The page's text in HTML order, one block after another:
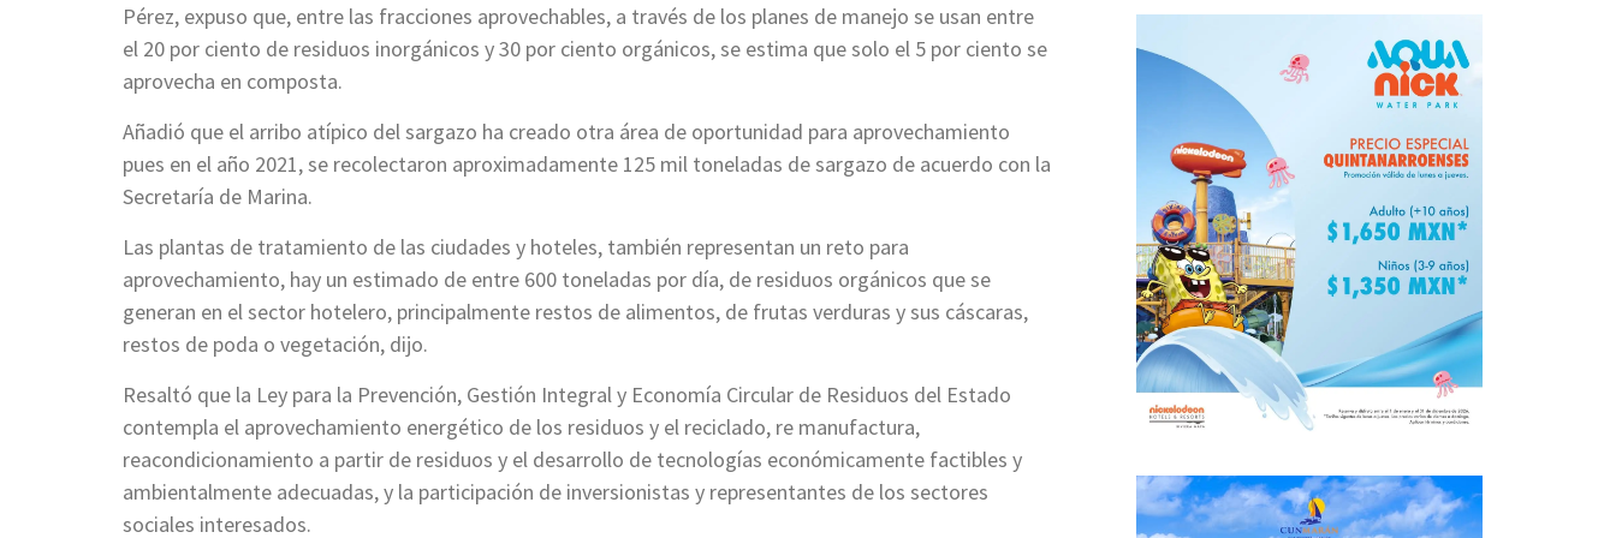
Pérez, expuso que, entre las fracciones aprovechables, a través de los planes de manejo se usan entre
el 20 por ciento de residuos inorgánicos y 30 por ciento orgánicos, se estima que solo el 5 por ciento se
aprovecha en composta.
Añadió que el arribo atípico del sargazo ha creado otra área de oportunidad para aprovechamiento
pues en el año 2021, se recolectaron aproximadamente 125 mil toneladas de sargazo de acuerdo con la
Secretaría de Marina.
Las plantas de tratamiento de las ciudades y hoteles, también representan un reto para
aprovechamiento, hay un estimado de entre 600 toneladas por día, de residuos orgánicos que se
generan en el sector hotelero, principalmente restos de alimentos, de frutas verduras y sus cáscaras,
restos de poda o vegetación, dijo.
Resaltó que la Ley para la Prevención, Gestión Integral y Economía Circular de Residuos del Estado
contempla el aprovechamiento energético de los residuos y el reciclado, re manufactura,
reacondicionamiento a partir de residuos y el desarrollo de tecnologías económicamente factibles y
ambientalmente adecuadas, y la participación de inversionistas y representantes de los sectores
sociales interesados.